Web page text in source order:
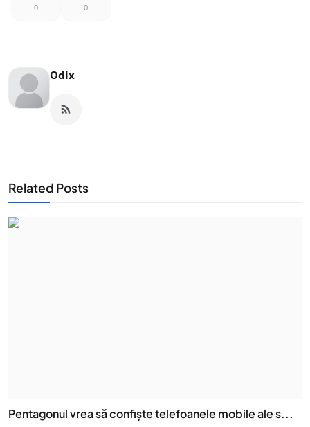
0 0
Odix
Related Posts
Pentagonul vrea să confiște telefoanele mobile ale s...